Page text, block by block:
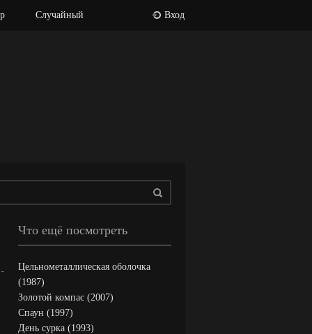
Случайный Вход
Что ещё посмотреть
Цельнометаллическая оболочка
(1987)
Золотой компас (2007)
Спаун (1997)
День сурка (1993)